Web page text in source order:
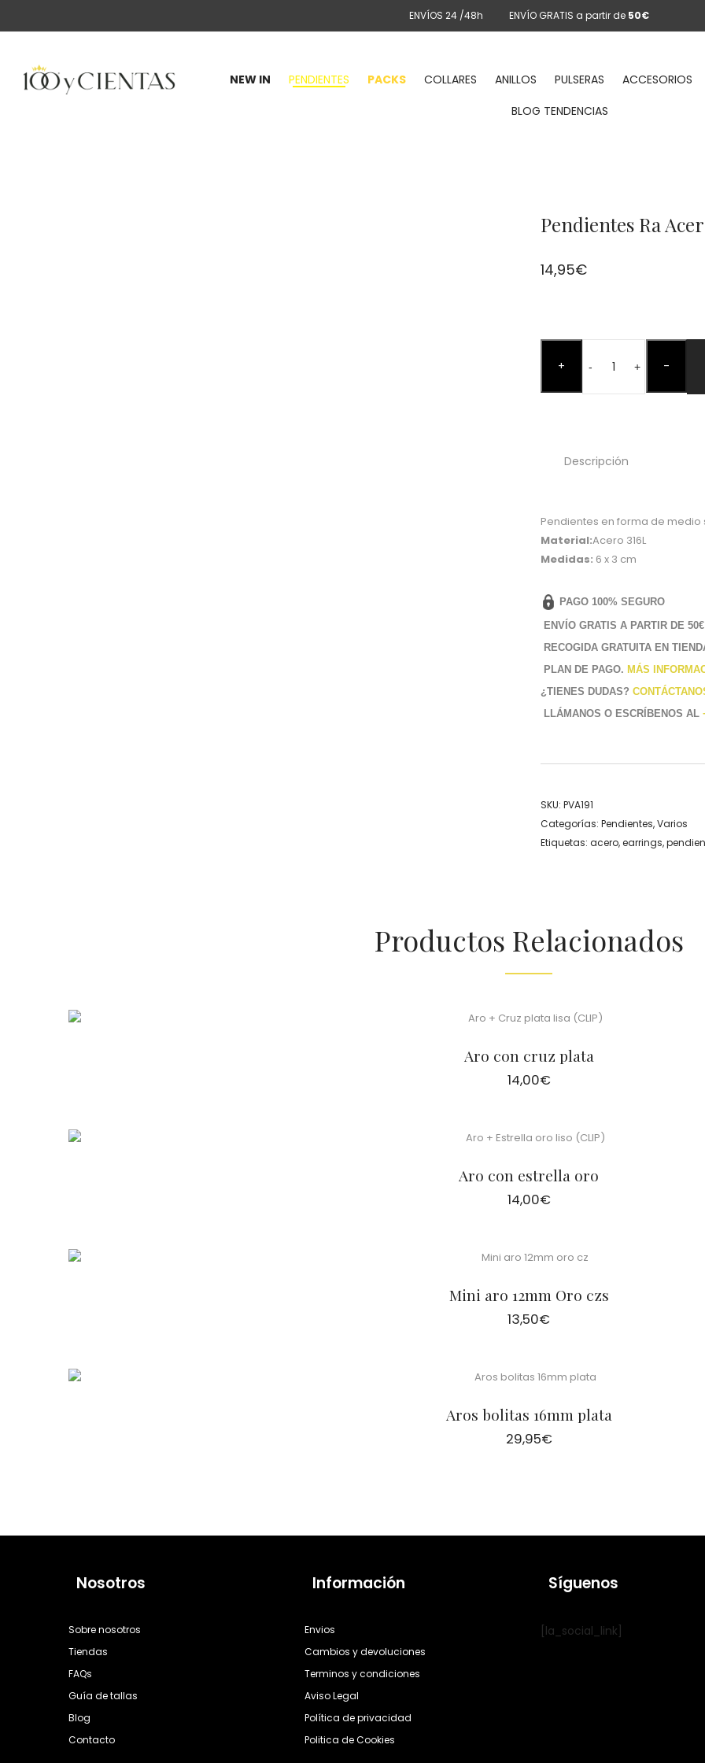
ENVÍOS 24 /48h ENVÍO GRATIS a partir de 50€
NEW IN PENDIENTES PACKS COLLARES ANILLOS PULSERAS ACCESORIOS
BLOG TENDENCIAS
Pendientes Ra
14,95€
+ -Ra
+ -
Descripción
Pendientes en forma de
Material:Acero 316L
Medidas: 6 x 3 cm
PAGO 100% SEGURO
ENVÍO GRATIS A PARTIR DE 50€
RECOGIDA GRATUITA EN
PLAN DE PAGO. MÁS
¿TIENES DUDAS?
LLÁMANOS O ESCRÍBENOS AL
SKU: PVA191
Categorías: Pendientes,Varios
Etiquetas: acero,earrings,
Productos Relacionados
Aro con cruz plata
14,00€
Aro con estrella oro
14,00€
Mini aro 12mm Oro czs
13,50€
Aros bolitas 16mm plata
29,95€
Nosotros
Sobre nosotros
Tiendas
FAQs
Guía de tallas
Blog
Contacto
Información
Envios
Cambios y devoluciones
Terminos y condiciones
Aviso Legal
Política de privacidad
Politica de Cookies
Síguenos
[la_social_link]